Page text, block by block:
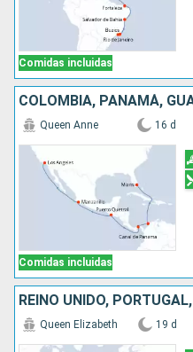
Comidas incluidas
Comidas incluidas
Queen Anne 16 d
Queen Elizabeth 19 d